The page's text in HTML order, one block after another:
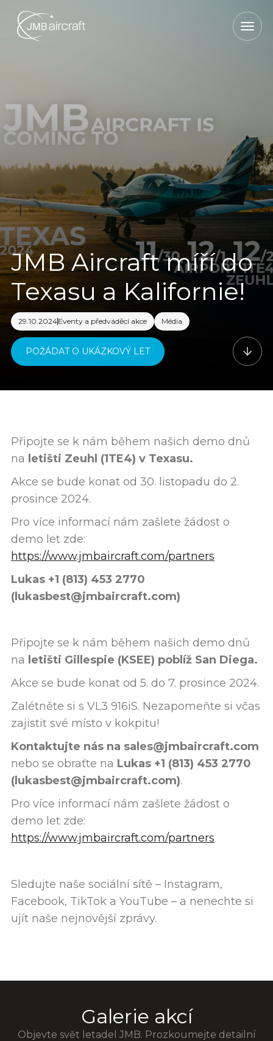
JMB Aircraft míří do
Texasu a Kalifornie!
29.10.2024Eventy a předváděcí akce Média
POŽÁDAT O UKÁZKOVÝ LET
Připojte se k nám během našich demo dnů
na letišti Zeuhl (1TE4) v Texasu.
Akce se bude konat od 30. listopadu do 2.
prosince 2024.
Pro více informací nám zašlete žádost o
demo let zde:
https://www.jmbaircraft.com/partners
Lukas +1 (813) 453 2770
(lukasbest@jmbaircraft.com)
Připojte se k nám během našich demo dnů
na letišti Gillespie (KSEE) poblíž San Diega.
Akce se bude konat od 5. do 7. prosince 2024.
Zalétněte si s VL3 916iS. Nezapomeňte si včas
zajistit své místo v kokpitu!
Kontaktujte nás na sales@jmbaircraft.com
nebo se obraťte na Lukas +1 (813) 453 2770
(lukasbest@jmbaircraft.com).
Pro více informací nám zašlete žádost o
demo let zde:
https://www.jmbaircraft.com/partners
Sledujte naše sociální sítě – Instagram,
Facebook, TikTok a YouTube – a nenechte si
ujít naše nejnovější zprávy.
Galerie akcí
Objevte svět letadel JMB. Prozkoumejte detailní